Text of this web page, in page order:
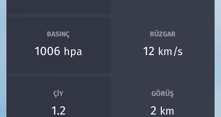
BASINÇ
1006 hpa
RÜZGAR
12 km/s
ÇIY
1.2
GÖRÜŞ
2 km